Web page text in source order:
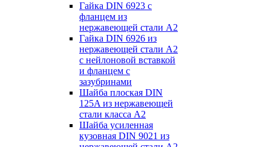
Гайка DIN 6923 с
фланцем из
нержавеющей стали А2
Гайка DIN 6926 из
нержавеющей стали А2
с нейлоновой вставкой
и фланцем с
зазубринами
Шайба плоская DIN
125A из нержавеющей
стали класса A2
Шайба усиленная
кузовная DIN 9021 из